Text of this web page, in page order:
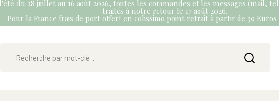
du 28 juillet au 16 août 2026, toutes les commandes et les messages (mail,
traités à notre retour le 17 août 2026.
Pour la France frais de port offert en colissimo point retrait à partir de 39 Euros